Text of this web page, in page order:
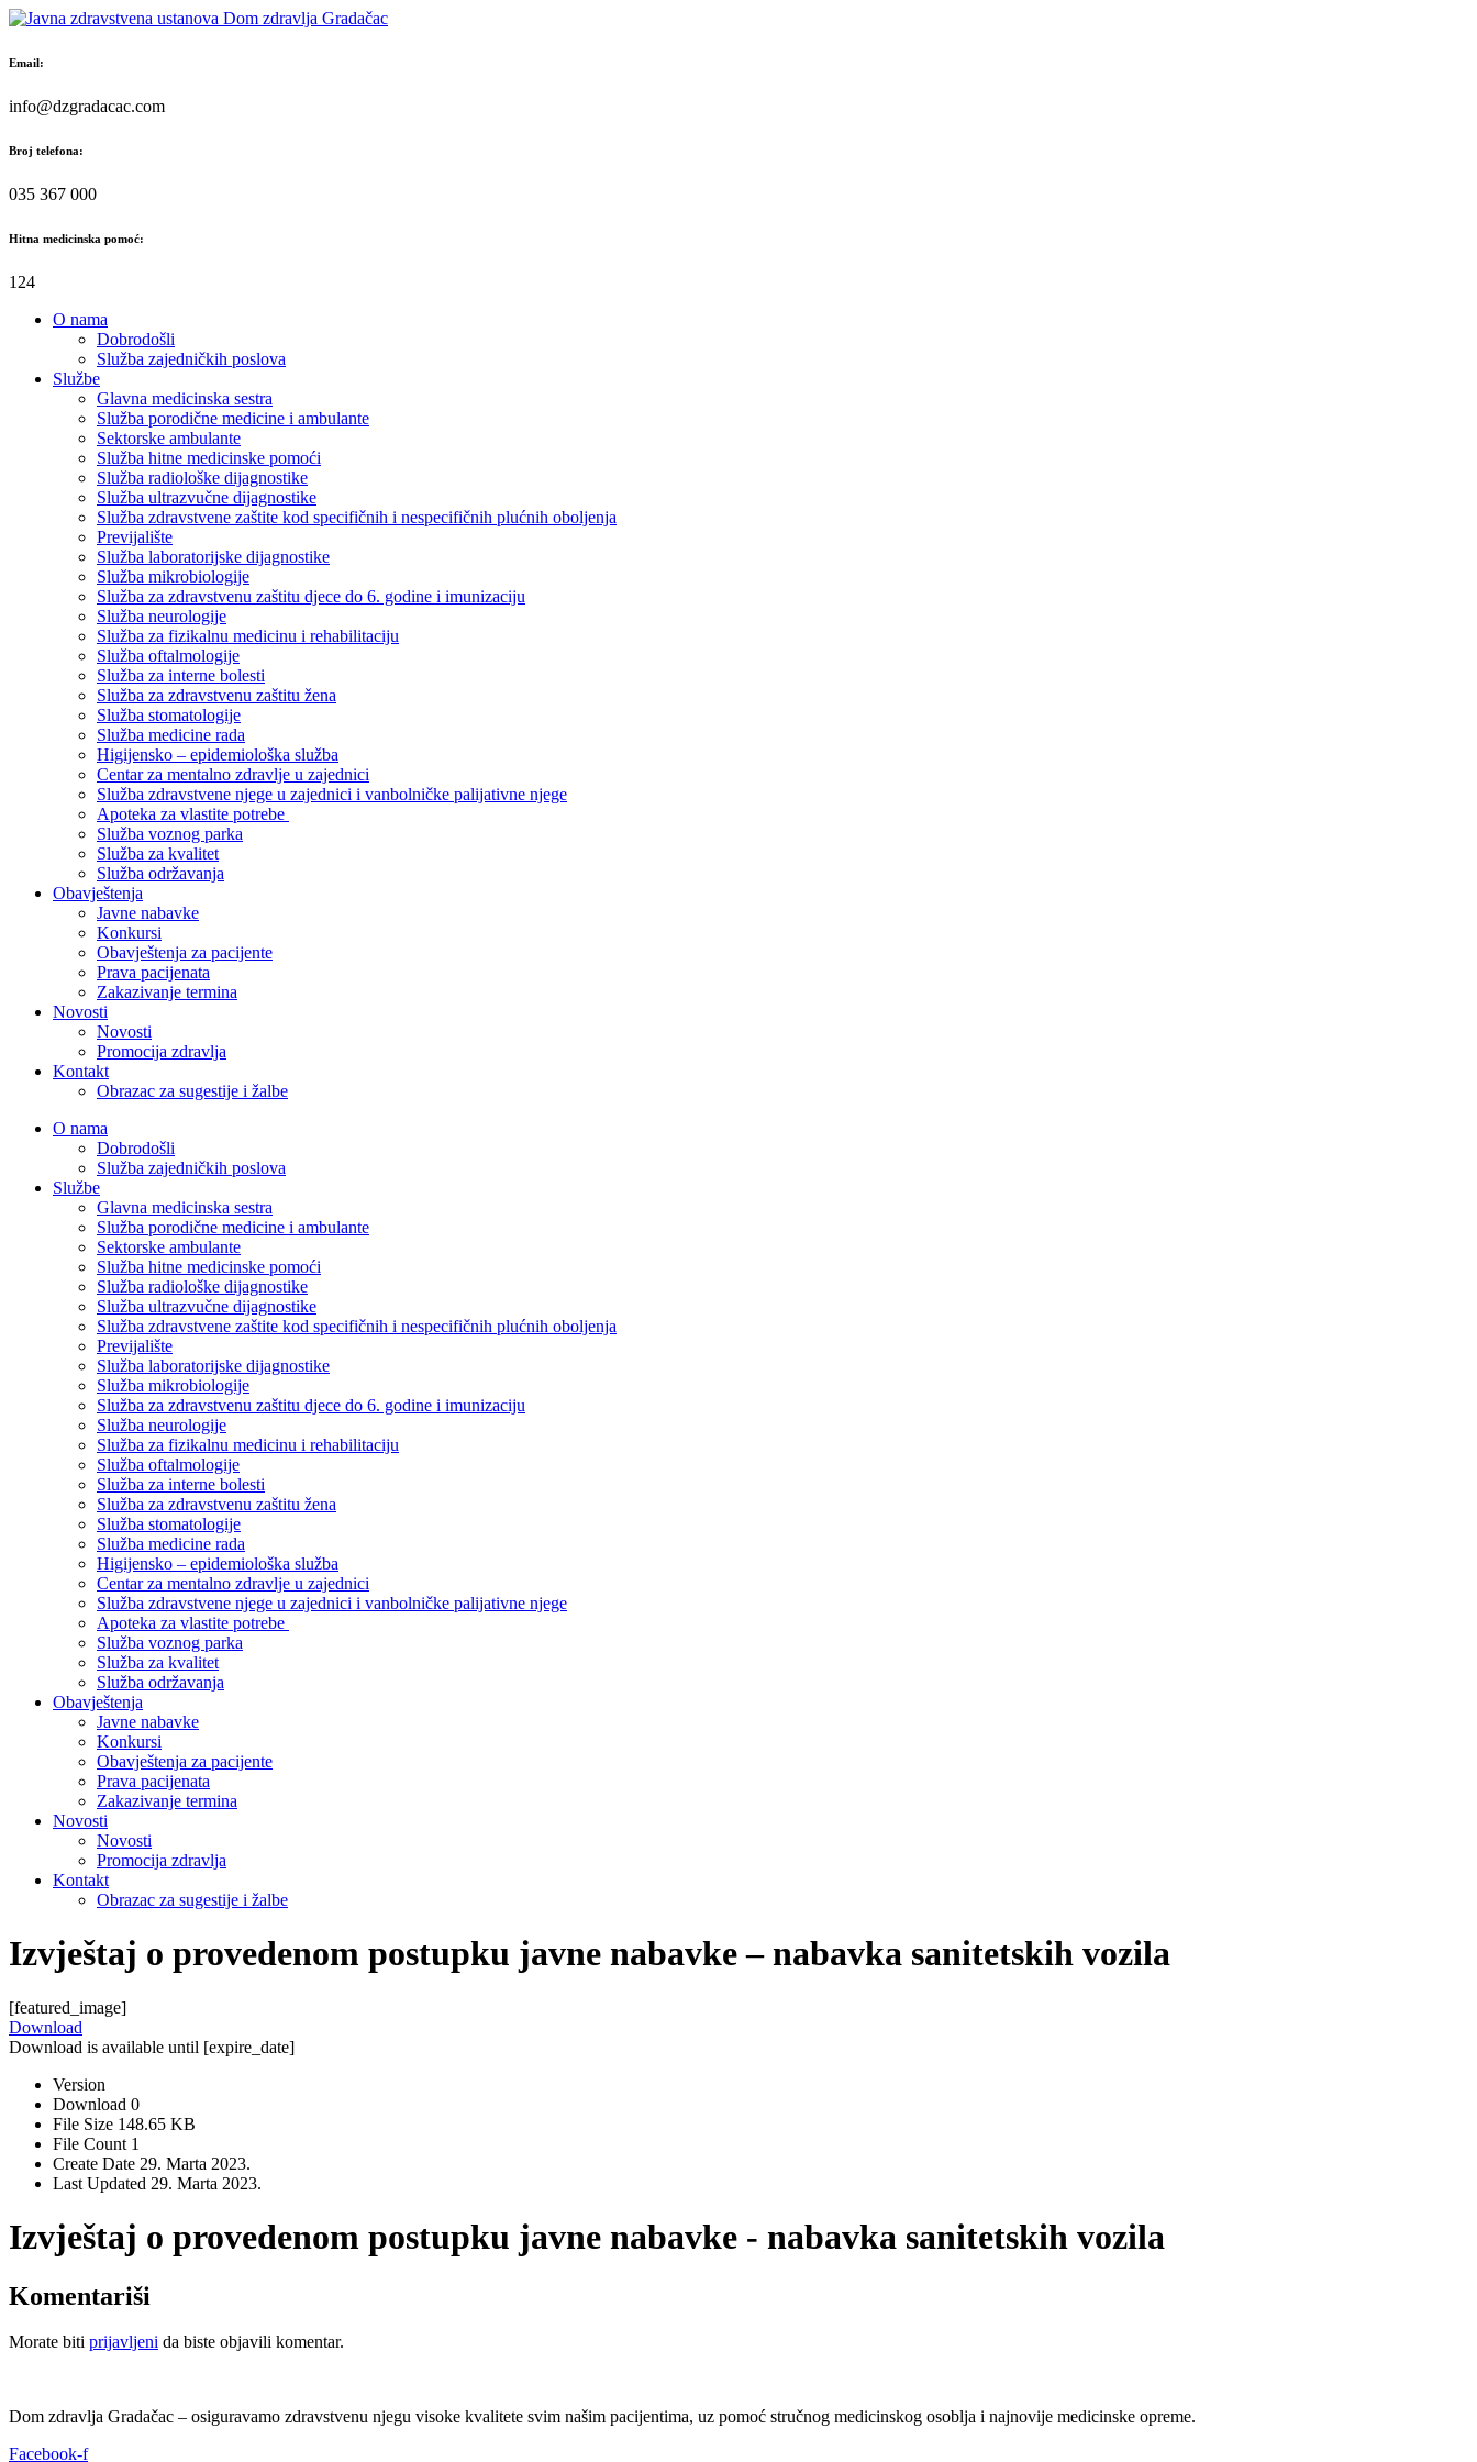
Skip
content
Email:
info@dzgradacac.com
Broj telefona:
035 367 000
Hitna medicinska pomoć:
124
O nama
Dobrodošli
Služba zajedničkih poslova
Službe
Glavna medicinska sestra
Služba porodične medicine i ambulante
Sektorske ambulante
Služba hitne medicinske pomoći
Služba radiološke dijagnostike
Služba ultrazvučne dijagnostike
Služba zdravstvene zaštite kod specifičnih i nespecifičnih plućnih oboljenja
Previjalište
Služba laboratorijske dijagnostike
Služba mikrobiologije
Služba za zdravstvenu zaštitu djece do 6. godine i imunizaciju
Služba neurologije
Služba za fizikalnu medicinu i rehabilitaciju
Služba oftalmologije
Služba za interne bolesti
Služba za zdravstvenu zaštitu žena
Služba stomatologije
Služba medicine rada
Higijensko – epidemiološka služba
Centar za mentalno zdravlje u zajednici
Služba zdravstvene njege u zajednici i vanbolničke palijativne njege
Apoteka za vlastite potrebe
Služba voznog parka
Služba za kvalitet
Služba održavanja
Obavještenja
Javne nabavke
Konkursi
Obavještenja za pacijente
Prava pacijenata
Zakazivanje termina
Novosti
Novosti
Promocija zdravlja
Kontakt
Obrazac za sugestije i žalbe
O nama
Dobrodošli
Služba zajedničkih poslova
Službe
Glavna medicinska sestra
Služba porodične medicine i ambulante
Sektorske ambulante
Služba hitne medicinske pomoći
Služba radiološke dijagnostike
Služba ultrazvučne dijagnostike
Služba zdravstvene zaštite kod specifičnih i nespecifičnih plućnih oboljenja
Previjalište
Služba laboratorijske dijagnostike
Služba mikrobiologije
Služba za zdravstvenu zaštitu djece do 6. godine i imunizaciju
Služba neurologije
Služba za fizikalnu medicinu i rehabilitaciju
Služba oftalmologije
Služba za interne bolesti
Služba za zdravstvenu zaštitu žena
Služba stomatologije
Služba medicine rada
Higijensko – epidemiološka služba
Centar za mentalno zdravlje u zajednici
Služba zdravstvene njege u zajednici i vanbolničke palijativne njege
Apoteka za vlastite potrebe
Služba voznog parka
Služba za kvalitet
Služba održavanja
Obavještenja
Javne nabavke
Konkursi
Obavještenja za pacijente
Prava pacijenata
Zakazivanje termina
Novosti
Novosti
Promocija zdravlja
Kontakt
Obrazac za sugestije i žalbe
Izvještaj o provedenom postupku javne nabavke – nabavka sanitetskih vozila
[featured_image]
Download
Download is available until [expire_date]
Version
Download 0
File Size 148.65 KB
File Count 1
Create Date 29. Marta 2023.
Last Updated 29. Marta 2023.
Izvještaj o provedenom postupku javne nabavke - nabavka sanitetskih vozila
Komentariši
Morate biti prijavljeni da biste objavili komentar.
Dom zdravlja Gradačac – osiguravamo zdravstvenu njegu visoke kvalitete svim našim pacijentima, uz pomoć stručnog medicinskog osoblja i najnovije medicinske opreme.
Facebook-f